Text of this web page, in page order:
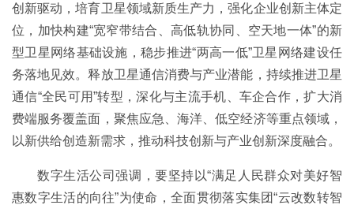
创新驱动，培育卫星领域新质生产力，强化企业创新主体定
位，加快构建“宽窄带结合、高低轨协同、空天地一体”的新
型卫星网络基础设施，稳步推进“两高一低”卫星网络建设任
务落地见效。释放卫星通信消费与产业潜能，持续推进卫星
通信“全民可用”转型，深化与主流手机、车企合作，扩大消
费端服务覆盖面，聚焦应急、海洋、低空经济等重点领域，
以新供给创造新需求，推动科技创新与产业创新深度融合。
数字生活公司强调，要坚持以“满足人民群众对美好智
惠数字生活的向往”为使命，全面贯彻落实集团“云改数转智